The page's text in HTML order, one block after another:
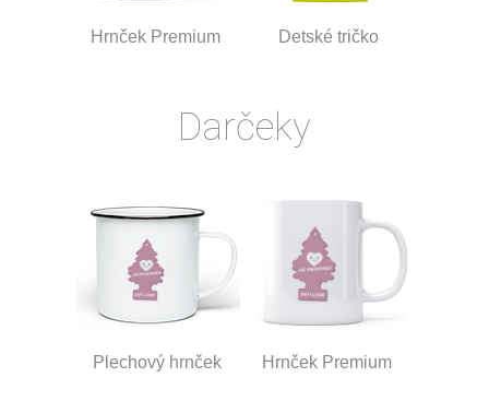
Hrnček Premium Detské tričko
Darčeky
Plechový hrnček Hrnček Premium